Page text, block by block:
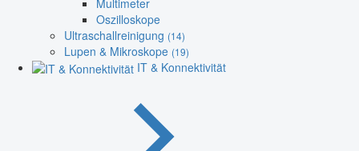
Oszilloskope
Ultraschallreinigung (14)
Lupen & Mikroskope (19)
IT & Konnektivität